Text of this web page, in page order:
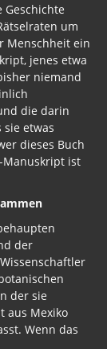
Geschichte
um
Menschheit ein
jenes etwa
niemand
die darin
etwas
dieses Buch
Manuskript ist
der
der sie
aus Mexiko
Wenn das